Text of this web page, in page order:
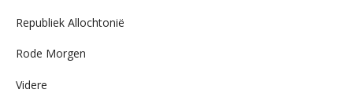
Republiek Allochtonië
Rode Morgen
Videre